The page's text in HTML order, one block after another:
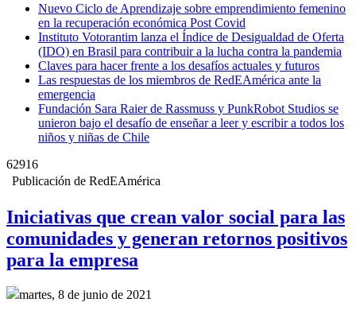
Nuevo Ciclo de Aprendizaje sobre emprendimiento femenino
en la recuperación económica Post Covid
Instituto Votorantim lanza el Índice de Desigualdad de Oferta
(IDO) en Brasil para contribuir a la lucha contra la pandemia
Claves para hacer frente a los desafíos actuales y futuros
Las respuestas de los miembros de RedEAmérica ante la
emergencia
Fundación Sara Raier de Rassmuss y PunkRobot Studios se
unieron bajo el desafío de enseñar a leer y escribir a todos los
niños y niñas de Chile
62916
Publicación de RedEAmérica
Iniciativas que crean valor social para las
comunidades y generan retornos positivos
para la empresa
martes, 8 de junio de 2021